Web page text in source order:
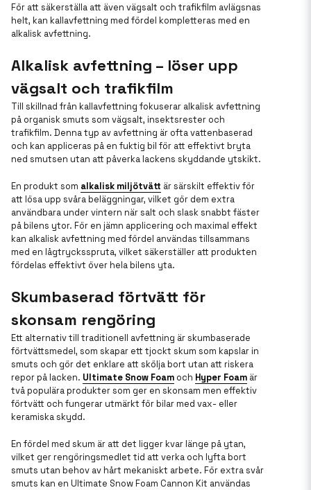
För att säkerställa att även vägsalt och trafikfilm avlägsnas
helt, kan kallavfettning med fördel kompletteras med en
alkalisk avfettning.
Alkalisk avfettning – löser upp
vägsalt och trafikfilm
Till skillnad från kallavfettning fokuserar alkalisk avfettning
på organisk smuts som vägsalt, insektsrester och
trafikfilm. Denna typ av avfettning är ofta vattenbaserad
och kan appliceras på en fuktig bil för att effektivt bryta
ned smutsen utan att påverka lackens skyddande ytskikt.
En produkt som alkalisk miljötvätt är särskilt effektiv för
att lösa upp svåra beläggningar, vilket gör dem extra
användbara under vintern när salt och slask snabbt fäster
på bilens ytor. För en jämn applicering och maximal effekt
kan alkalisk avfettning med fördel användas tillsammans
med en lågtrycksspruta, vilket säkerställer att produkten
fördelas effektivt över hela bilens yta.
Skumbaserad förtvätt för
skonsam rengöring
Ett alternativ till traditionell avfettning är skumbaserade
förtvättsmedel, som skapar ett tjockt skum som kapslar in
smuts och gör det enklare att skölja bort utan att riskera
repor på lacken. Ultimate Snow Foam och Hyper Foam är
två populära produkter som ger en skonsam men effektiv
förtvätt och fungerar utmärkt för bilar med vax- eller
keramiska skydd.
En fördel med skum är att det ligger kvar länge på ytan,
vilket ger rengöringsmedlet tid att verka och lyfta bort
smuts utan behov av hårt mekaniskt arbete. För extra svår
smuts kan en Ultimate Snow Foam Cannon Kit användas